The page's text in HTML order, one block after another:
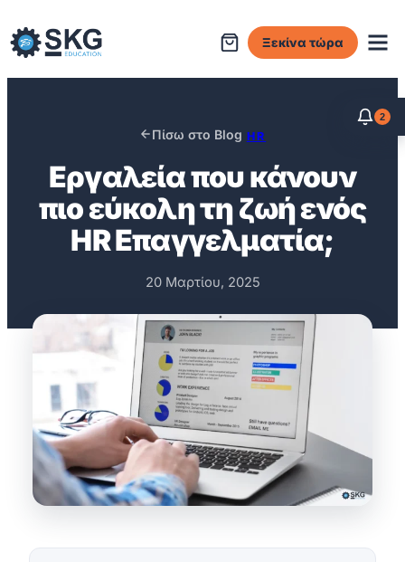
στο
περιεχόμενο
Ξεκίνα τώρα
Πίσω στο Blog HR
Eργαλεία που κάνουν
πιο εύκολη τη ζωή ενός
ΗR Επαγγελματία;
20 Μαρτίου, 2025
2